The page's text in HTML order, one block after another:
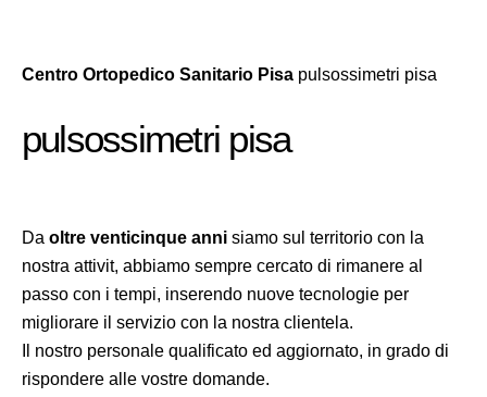
Centro Ortopedico Sanitario Pisa pulsossimetri pisa
pulsossimetri pisa
Da oltre venticinque anni siamo sul territorio con la
nostra attivit, abbiamo sempre cercato di rimanere al
passo con i tempi, inserendo nuove tecnologie per
migliorare il servizio con la nostra clientela.
Il nostro personale qualificato ed aggiornato, in grado di
rispondere alle vostre domande.